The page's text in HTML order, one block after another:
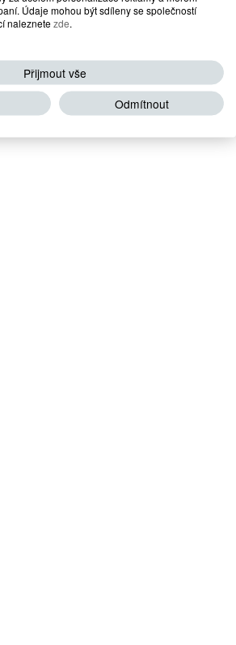
Údaje mohou být sdíleny se společností
naleznetezde
Přijmout vše
Odmítnout